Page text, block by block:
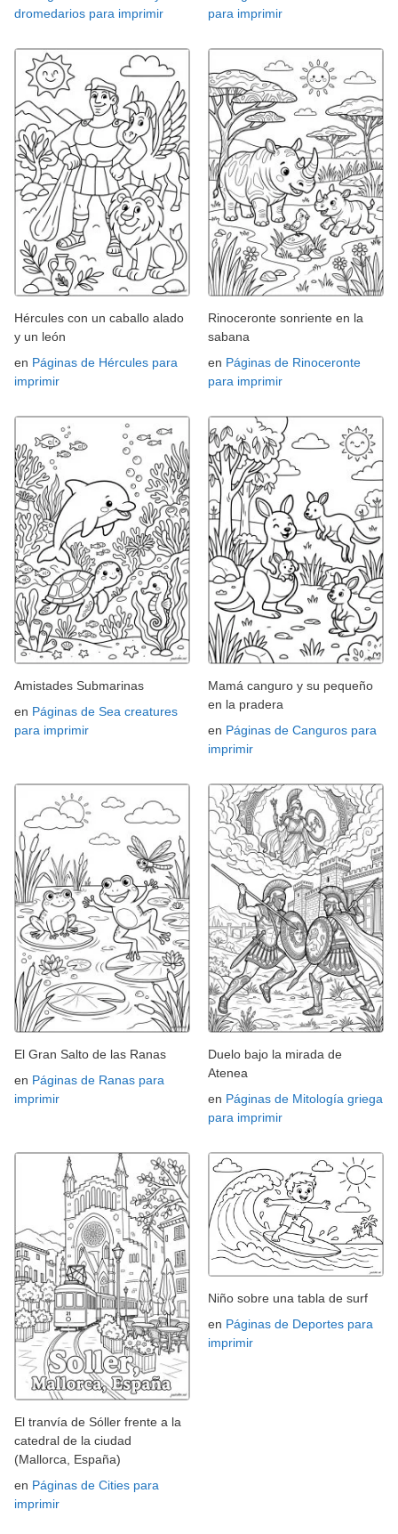
dromedarios para imprimir
para imprimir
Hércules con un caballo alado
y un león
en Páginas de Hércules para
imprimir
Rinoceronte sonriente en la
sabana
en Páginas de Rinoceronte
para imprimir
Amistades Submarinas
en Páginas de Sea creatures
para imprimir
Mamá canguro y su pequeño
en la pradera
en Páginas de Canguros para
imprimir
El Gran Salto de las Ranas
en Páginas de Ranas para
imprimir
Duelo bajo la mirada de
Atenea
en Páginas de Mitología griega
para imprimir
El tranvía de Sóller frente a la
catedral de la ciudad
(Mallorca, España)
en Páginas de Cities para
imprimir
Niño sobre una tabla de surf
en Páginas de Deportes para
imprimir